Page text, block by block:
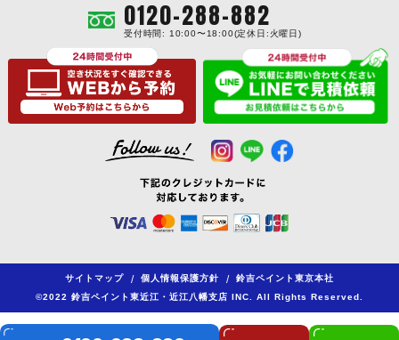
0120-288-882
受付時間: 10:00〜18:00(定休日:火曜日)
サイトマップ / 個人情報保護方針 /
鈴吉ペイント東京本社
©2022 鈴吉ペイント東近江・近江八幡支店 INC. All Rights Reserved.